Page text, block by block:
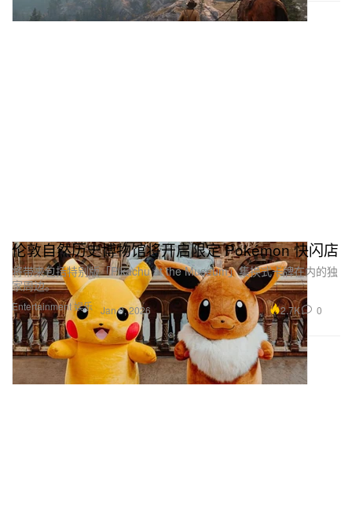
Entertainment 娱乐
伦敦自然历史博物馆将开启限定 Pokémon 快闪店
将带来包括特别版「Pikachu at the Museum」集换式卡牌在内的独
家周边。
Jan 9, 2026 2.7K 0